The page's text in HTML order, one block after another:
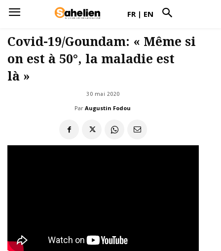
FR | EN
Covid-19/Goundam: « Même si
on est à 50°, la maladie est
là »
30 mai 2020
Par Augustin Fodou